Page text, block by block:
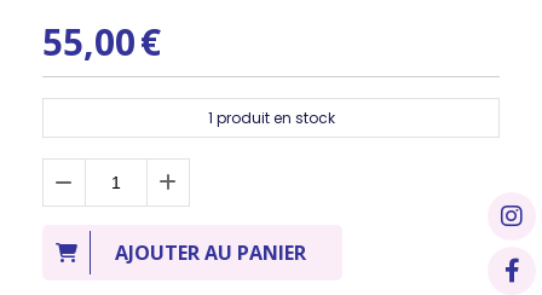
55,00€
1 produit en stock
AJOUTER AU PANIER